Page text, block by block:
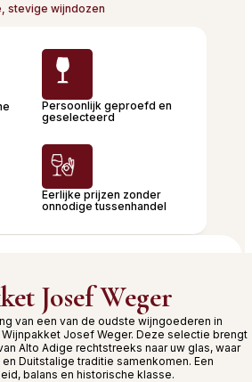
stevige wijndozen
Persoonlijk geproefd en
geselecteerd
Eerlijke prijzen zonder
onnodige tussenhandel
Josef Weger
van een van de oudste wijngoederen in
Josef Weger. Deze selectie brengt
Alto Adige rechtstreeks naar uw glas, waar
Duitstalige traditie samenkomen. Een
balans en historische klasse.